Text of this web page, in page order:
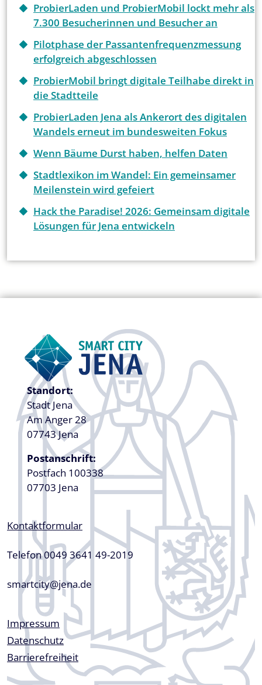
ProbierLaden und ProbierMobil lockt mehr als
7.300 Besucherinnen und Besucher an
Pilotphase der Passantenfrequenzmessung
erfolgreich abgeschlossen
ProbierMobil bringt digitale Teilhabe direkt in
die Stadtteile
ProbierLaden Jena als Ankerort des digitalen
Wandels erneut im bundesweiten Fokus
Wenn Bäume Durst haben, helfen Daten
Stadtlexikon im Wandel: Ein gemeinsamer
Meilenstein wird gefeiert
Hack the Paradise! 2026: Gemeinsam digitale
Lösungen für Jena entwickeln
Standort:
Stadt Jena
Am Anger 28
07743 Jena
Postanschrift:
Postfach 100338
07703 Jena
Kontaktformular
Telefon 0049 3641 49-2019
smartcity@jena.de
Fußzeile
Impressum
Datenschutz
Barrierefreiheit